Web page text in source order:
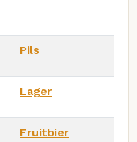
Pils
Lager
Fruitbier